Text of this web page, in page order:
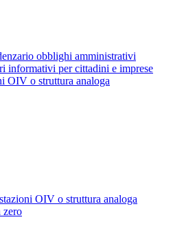
obblighi amministrativi
informativi per cittadini e imprese
OIV o struttura analoga
OIV o struttura analoga
zero